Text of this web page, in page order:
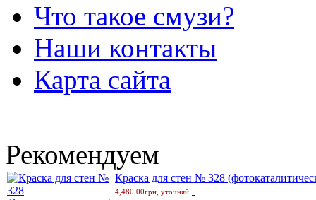
Что такое смузи?
Наши контакты
Карта сайта
Рекомендуем
Краска для стен № 328
4,480.00грн, уточняй